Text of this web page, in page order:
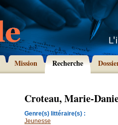
Mission Recherche
Croteau, Marie-
Genre(s) littéraire(s) :
Jeunesse